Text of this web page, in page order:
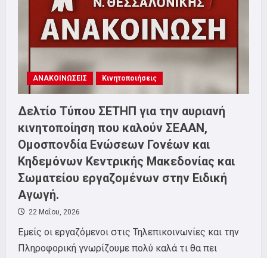
ΑΝΑΚΟΙΝΩΣΕΙΣ Κινητοποιήσεις
Δελτίο Τύπου ΣΕΤΗΠ για την αυριανή
κινητοποίηση που καλούν ΣΕΑΑΝ,
Ομοσπονδία Ενώσεων Γονέων και
Κηδεμόνων Κεντρικής Μακεδονίας και
Σωματείου εργαζομένων στην Ειδική
Αγωγή.
22 Μαΐου, 2026
Εμείς οι εργαζόμενοι στις Τηλεπικοινωνίες και την
Πληροφορική γνωρίζουμε πολύ καλά τι θα πει